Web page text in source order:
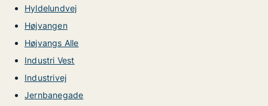
Hyldelundvej
Højvangen
Højvangs Alle
Industri Vest
Industrivej
Jernbanegade